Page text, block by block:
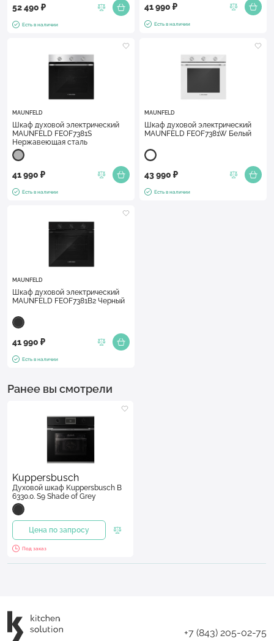
52 490 ₽
Есть в наличии
41 990 ₽
Есть в наличии
MAUNFELD
Шкаф духовой электрический
MAUNFELD FEOF7381S
Нержавеющая сталь
41 990 ₽
Есть в наличии
MAUNFELD
Шкаф духовой электрический
MAUNFELD FEOF7381W Белый
43 990 ₽
Есть в наличии
MAUNFELD
Шкаф духовой электрический
MAUNFELD FEOF7381B2 Черный
41 990 ₽
Есть в наличии
Ранее вы смотрели
Kuppersbusch
Духовой шкаф Kuppersbusch B
6330.0. S9 Shade of Grey
Цена по запросу
Под заказ
+7 (843) 205-02-75